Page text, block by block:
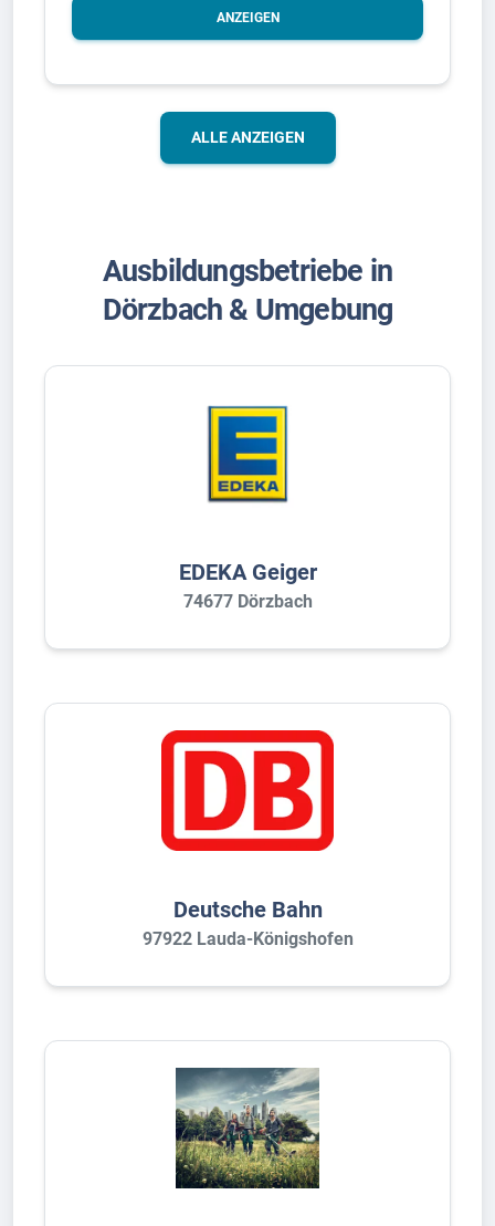
ANZEIGEN
ALLE ANZEIGEN
Ausbildungsbetriebe in
Dörzbach & Umgebung
EDEKA Geiger
74677 Dörzbach
Deutsche Bahn
97922 Lauda-Königshofen